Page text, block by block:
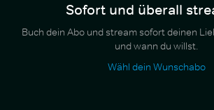
Sofort und überall
Buch dein Abo und stream sofort deinen
und wann du willst.
Wähl dein Wunschabo